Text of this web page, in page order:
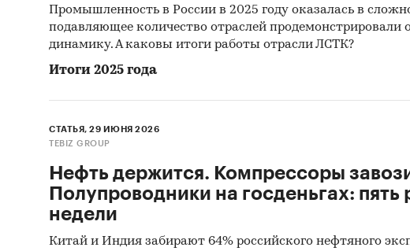
Промышленность в России в 2025 году оказалась в
подавляющее количество отраслей продемонстрировали
динамику. А каковы итоги работы отрасли ЛСТК?
Итоги 2025 года
СТАТЬЯ, 29 ИЮНЯ 2026
TEBIZ GROUP
Нефть держится. Компрессоры
Полупроводники на госденьгах: пять
недели
Китай и Индия забирают 64% российского нефтяного